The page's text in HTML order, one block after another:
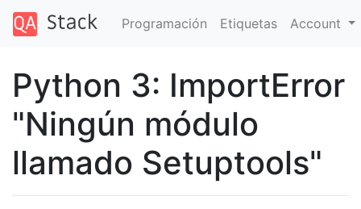
Programación Etiquetas Account
Python 3: ImportError
"Ningún módulo
llamado Setuptools"